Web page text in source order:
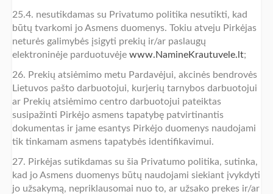
25.4. nesutikdamas su Privatumo politika nesutikti, kad
būtų tvarkomi jo Asmens duomenys. Tokiu atveju Pirkėjas
neturės galimybės įsigyti prekių ir/ar paslaugų
elektroninėje parduotuvėje www.NamineKrautuvele.lt;
26. Prekių atsiėmimo metu Pardavėjui, akcinės bendrovės
Lietuvos pašto darbuotojui, kurjerių tarnybos darbuotojui
ar Prekių atsiėmimo centro darbuotojui pateiktas
susipažinti Pirkėjo asmens tapatybę patvirtinantis
dokumentas ir jame esantys Pirkėjo duomenys naudojami
tik tinkamam asmens tapatybės identifikavimui.
27. Pirkėjas sutikdamas su šia Privatumo politika, sutinka,
kad jo Asmens duomenys būtų naudojami siekiant įvykdyti
jo užsakymą, nepriklausomai nuo to, ar užsako prekes ir/ar